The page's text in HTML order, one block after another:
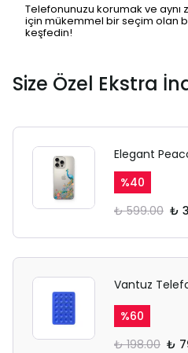
Telefonunuzu korumak ve aynı
için mükemmel bir seçim olan
keşfedin!
Size Özel Ekstra
Elegant
%40
₺ 599.00 ₺
Vantuz
%60
₺ 198.00 ₺